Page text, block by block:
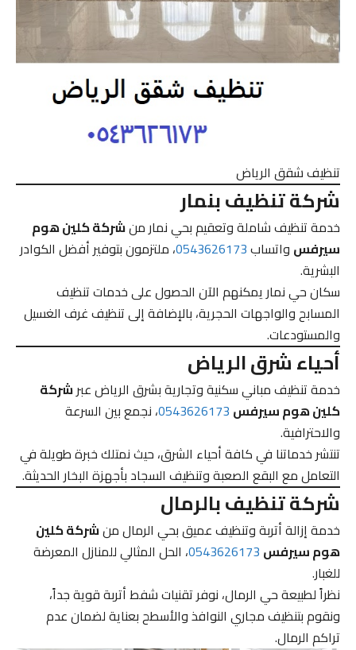
تنظيف شقق الرياض
شركة تنظيف بنمار
خدمة تنظيف شاملة وتعقيم بحي نمار منشركة كلين هوم
سيرفسواتساب0543626173، ملتزمون بتوفير أفضل الكوادر
البشرية.
سكان حي نمار يمكنهم الآن الحصول على خدمات تنظيف
المسابح والواجهات الحجرية، بالإضافة إلى تنظيف غرف الغسيل
والمستودعات.
أحياء شرق الرياض
خدمة تنظيف مباني سكنية وتجارية بشرق الرياض عبرشركة
كلين هوم سيرفس0543626173، نجمع بين السرعة
والاحترافية.
تنتشر خدماتنا في كافة أحياء الشرق، حيث نمتلك خبرة طويلة في
التعامل مع البقع الصعبة وتنظيف السجاد بأجهزة البخار الحديثة.
شركة تنظيف بالرمال
خدمة إزالة أتربة وتنظيف عميق بحي الرمال منشركة كلين
هوم سيرفس0543626173، الحل المثالي للمنازل المعرضة
للغبار.
نظراً لطبيعة حي الرمال، نوفر تقنيات شفط أتربة قوية جداً،
ونقوم بتنظيف مجاري النوافذ والأسطح بعناية لضمان عدم
تراكم الرمال.